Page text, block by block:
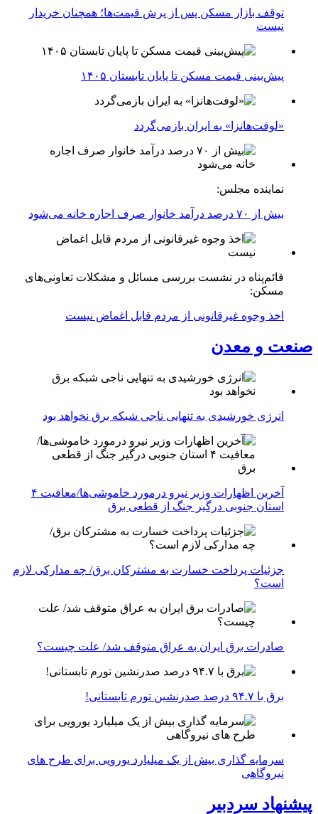
توقف بازار مسکن پس از پرش قیمت‌ها؛ همچنان خریدار
نیست
پیش‌بینی قیمت مسکن تا پایان تابستان ۱۴۰۵
«لوفت‌هانزا» به ایران بازمی‌گردد
نماینده مجلس:
بیش از ۷۰ درصد درآمد خانوار صرف اجاره خانه می‌شود
قائم‌پناه در نشست بررسی مسائل و مشکلات تعاونی‌های
مسکن:
اخذ وجوه غیرقانونی از مردم قابل اغماض نیست
صنعت و معدن
انرژی خورشیدی به تنهایی ناجی شبکه برق نخواهد بود
آخرین اظهارات وزیر نیرو درمورد خاموشی‌ها/معافیت ۴
استان جنوبی درگیر جنگ از قطعی برق
جزئیات پرداخت خسارت به مشترکان برق/ چه مدارکی لازم
است؟
صادرات برق ایران به عراق متوقف شد/ علت چیست؟
برق با ۹۴.۷ درصد صدرنشین تورم تابستانی!
سرمایه گذاری بیش از یک میلیارد یورویی برای طرح های
نیروگاهی
پیشنهاد سردبیر